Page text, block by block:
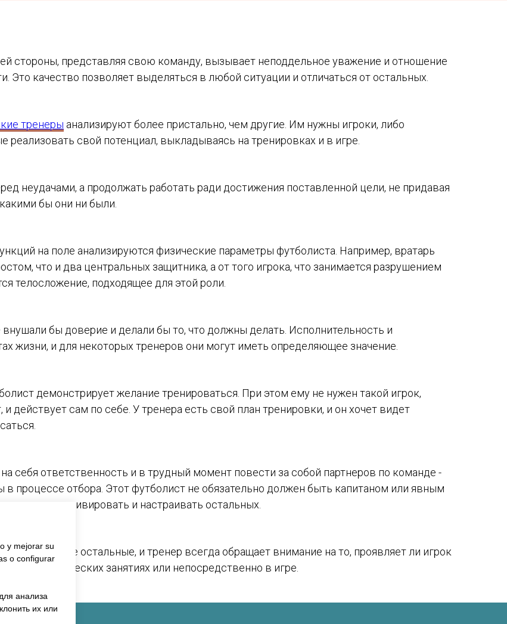
стороны, представляя свою команду, вызывает неподдельное уважение и отношение
Это качество позволяет выделяться в любой ситуации и отличаться от остальных.
тренеры анализируют более пристально, чем другие. Им нужны игроки, либо
реализовать свой потенциал, выкладываясь на тренировках и в игре.
неудачами, а продолжать работать ради достижения поставленной цели, не придавая
бы они ни были.
на поле анализируются физические параметры футболиста. Например, вратарь
что и два центральных защитника, а от того игрока, что занимается разрушением
телосложение, подходящее для этой роли.
бы доверие и делали бы то, что должны делать. Исполнительность и
жизни, и для некоторых тренеров они могут иметь определяющее значение.
демонстрирует желание тренироваться. При этом ему не нужен такой игрок,
действует сам по себе. У тренера есть свой план тренировки, и он хочет видет
себя ответственность и в трудный момент повести за собой партнеров по команде -
процессе отбора. Этот футболист не обязательно должен быть капитаном или явным
уметь мотивировать и настраивать остальных.
чем все остальные, и тренер всегда обращает внимание на то, проявляет ли игрок
тактических занятиях или непосредственно в игре.
Екатерина Иванова
y mejorar su
o configurar
анализа
их или